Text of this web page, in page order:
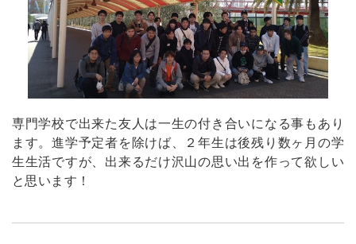
専門学校で出来た友人は一生の付き合いになる事もあり
ます。進学予定者を除けば、２年生は後残り数ヶ月の学
生生活ですが、出来るだけ沢山の思い出を作って欲しい
と思います！